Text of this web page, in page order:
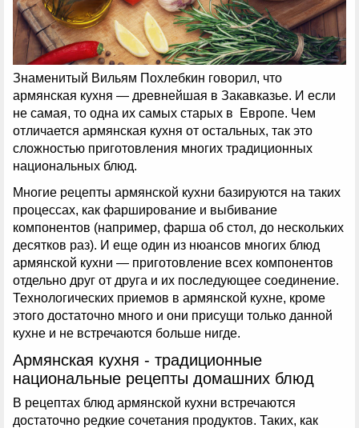
Знаменитый Вильям Похлебкин говорил, что
армянская кухня — древнейшая в Закавказье. И если
не самая, то одна их самых старых в Европе. Чем
отличается армянская кухня от остальных, так это
сложностью приготовления многих традиционных
национальных блюд.
Многие рецепты армянской кухни базируются на таких
процессах, как фарширование и выбивание
компонентов (например, фарша об стол, до нескольких
десятков раз). И еще один из нюансов многих блюд
армянской кухни — приготовление всех компонентов
отдельно друг от друга и их последующее соединение.
Технологических приемов в армянской кухне, кроме
этого достаточно много и они присущи только данной
кухне и не встречаются больше нигде.
Армянская кухня - традиционные
национальные рецепты домашних блюд
В рецептах блюд армянской кухни встречаются
достаточно редкие сочетания продуктов. Таких, как